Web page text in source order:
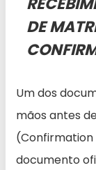
DE
Um dos
mãos antes
(Confirmation
documento